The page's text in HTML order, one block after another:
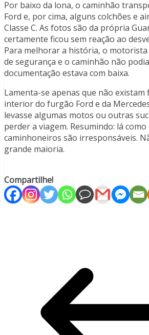
Por baixo da lona, o caminhão
Ford e, por cima, alguns colchões e
Classe C. As fotos são da própria
certamente ficou sem reação ao
Para melhorar a história, o
de segurança e o caminhão não
documentação estava com baixa.
Lamenta-se apenas que não
interior do furgão Ford e da
levasse algumas motos ou outras
perder a viagem. Resumindo: lá como
caminhoneiros são irresponsáveis.
grande maioria.
Compartilhe!